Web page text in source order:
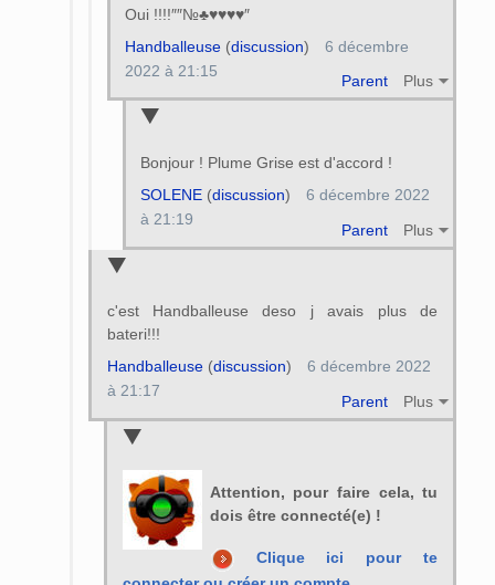
Oui !!!!″″№♣♥♥♥♥″
Parent Plus
Handballeuse (discussion)
6 décembre
2022 à 21:15
Bonjour ! Plume Grise est d'accord !
Parent Plus
SOLENE (discussion)
6 décembre 2022
à 21:19
c'est Handballeuse deso j avais plus de
bateri!!!
Parent Plus
Handballeuse(discussion)
6 décembre 2022
à 21:17
Attention, pour faire cela, tu
dois être connecté(e) !
Clique ici pour te